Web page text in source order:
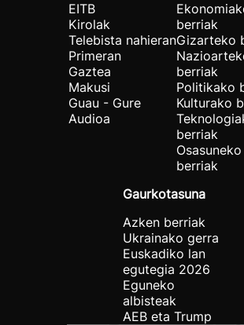
EITB
Kirolak
Telebista nahieran
Primeran
Gaztea
Makusi
Guau - Gure
Audioa
berriak
Gizarteko
berriak
Politikako
Kulturako
berriak
Osasuneko
berriak
Gaurkotasuna
Azken berriak
Ukrainako gerra
Euskadiko lan
egutegia 2026
Eguneko
albisteak
AEB eta Trump